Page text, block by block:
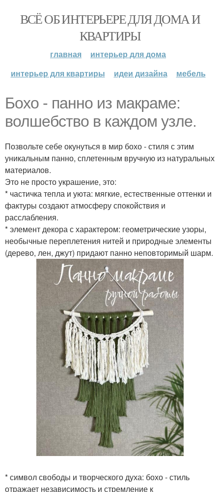
ВСЁ ОБ ИНТЕРЬЕРЕ ДЛЯ ДОМА И
КВАРТИРЫ
главная
интерьер для дома
интерьер для квартиры
идеи дизайна мебель
Бохо - панно из макраме:
волшебство в каждом узле.
Позвольте себе окунуться в мир бохо - стиля с этим
уникальным панно, сплетенным вручную из натуральных
материалов.
Это не просто украшение, это:
* частичка тепла и уюта: мягкие, естественные оттенки и
фактуры создают атмосферу спокойствия и
расслабления.
* элемент декора с характером: геометрические узоры,
необычные переплетения нитей и природные элементы
(дерево, лен, джут) придают панно неповторимый шарм.
* символ свободы и творческого духа: бохо - стиль
отражает независимость и стремление к